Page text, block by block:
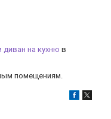
диван на кухню в
помещениям.